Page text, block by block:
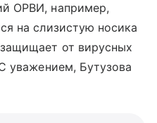
ОРВИ, например,
на слизистую носика
от вирусных
уважением, Бутузова